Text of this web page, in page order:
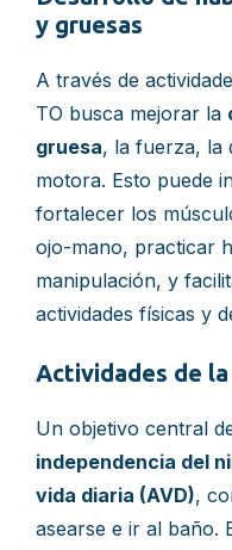
y gruesas
A través de
TO busca mejorar la
gruesa, la fuerza, la
motora. Esto puede
fortalecer los
ojo-mano, practicar
manipulación, y
actividades físicas y
Actividades de
Un objetivo central
independencia del
vida diaria (AVD),
asearse e ir al baño.